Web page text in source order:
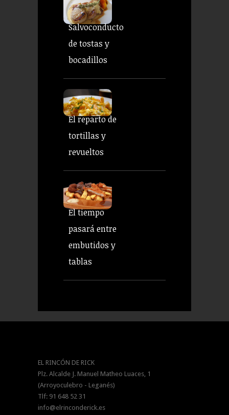
Salvoconducto
de tostas y
bocadillos
El reparto de
tortillas y
revueltos
El tiempo
pasará entre
embutidos y
tablas
EL RINCÓN DE RICK
Plz. Alcalde J. Manuel Matheo Luaces, 1
(Arroyoculebro - Leganés)
Tlf: 91 648 52 31
info@elrinconderick.es